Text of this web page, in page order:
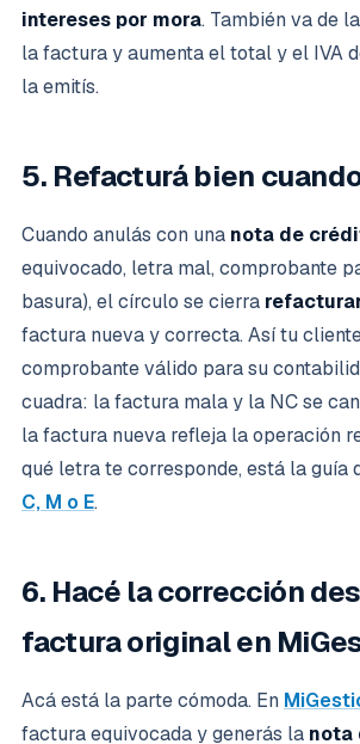
intereses por mora. También va de
la factura y aumenta el total y el IVA
la emitís.
5. Refacturá bien
Cuando anulás con una nota de
equivocado, letra mal, comprobante
basura), el círculo se cierra
factura nueva y correcta. Así tu
comprobante válido para su
cuadra: la factura mala y la NC se
la factura nueva refleja la operación
qué letra te corresponde, está la guía
C, M o E.
6. Hacé la corrección
factura original en
Acá está la parte cómoda. En
factura equivocada y generás la nota